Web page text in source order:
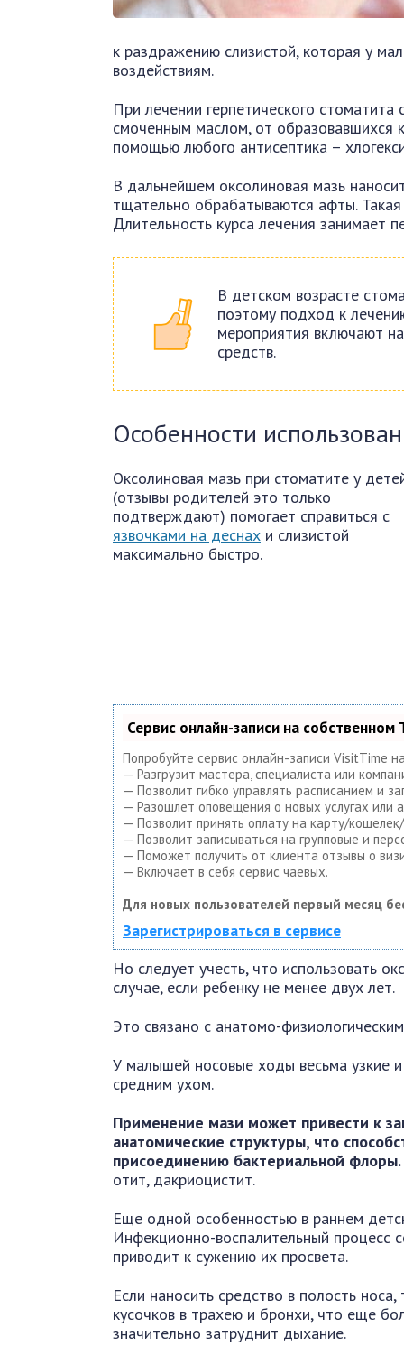
к раздражению слизистой, которая у
воздействиям.
При лечении герпетического
смоченным маслом, от образовавшихся
помощью любого антисептика –
В дальнейшем оксолиновая мазь
тщательно обрабатываются афты.
Длительность курса лечения занимает
В детском возрасте
поэтому подход к
мероприятия включают
средств.
Особенности
Оксолиновая мазь при стоматите у
(отзывы родителей это только
подтверждают) помогает справиться с
язвочками на деснах и слизистой
максимально быстро.
Сервис онлайн-записи на
Попробуйте сервис онлайн-записи VisitTime
— Разгрузит мастера, специалиста или
— Позволит гибко управлять расписанием и
— Разошлет оповещения о новых услугах или
— Позволит принять оплату на карту/
— Позволит записываться на групповые и
— Поможет получить от клиента отзывы о
— Включает в себя сервис чаевых.
Для новых пользователей первый месяц
Зарегистрироваться в сервисе
Но следует учесть, что использовать
случае, если ребенку не менее двух лет.
Это связано с анатомо-
У малышей носовые ходы весьма узкие
средним ухом.
Применение мази может привести к
анатомические структуры, что
присоединению бактериальной флоры.
отит, дакриоцистит.
Еще одной особенностью в раннем
Инфекционно-воспалительный процесс
приводит к сужению их просвета.
Если наносить средство в полость
кусочков в трахею и бронхи, что еще
значительно затруднит дыхание.